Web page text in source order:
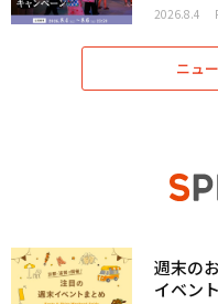
2026.8.4
ニュ
週末の
イベン